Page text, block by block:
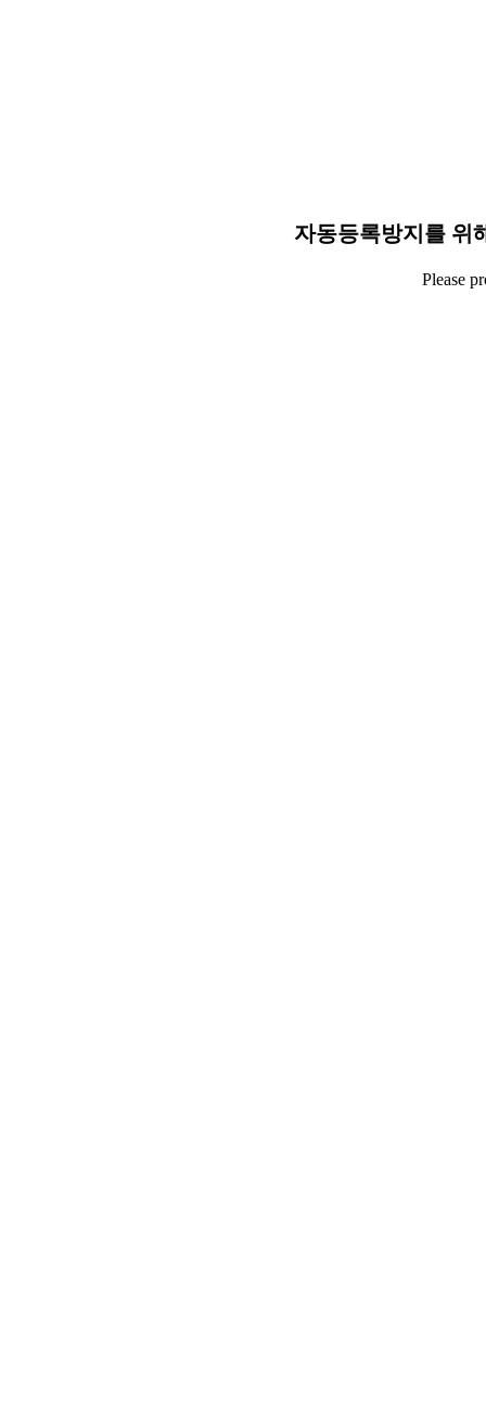
자동등록방지를 위
Please